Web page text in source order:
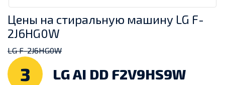
Цены на стиральную машину LG F-
2J6HG0W
LG F-2J6HG0W
3 LG AI DD F2V9HS9W